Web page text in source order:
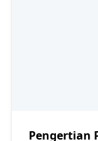
Pengertian